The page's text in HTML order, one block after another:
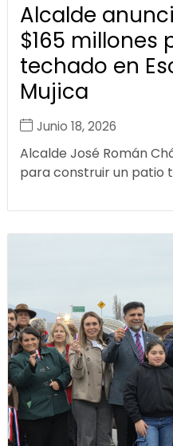
Alcalde
$165 millones
techado en
Mujica
Junio 18, 2026
Alcalde José Román
para construir un patio